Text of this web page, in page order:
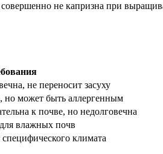
не капризна при
не переносит засуху
но может быть аллергенным
к почве, но недолговечна
влажных почв
климата